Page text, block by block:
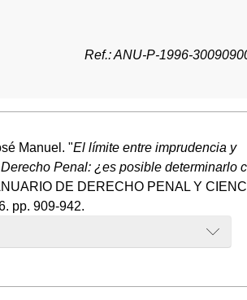
Ref.: ANU-P-1996-
Manuel. "El límite entre imprudencia y
Penal: ¿es posible determinarlo
DE DERECHO PENAL Y
pp. 909-942.